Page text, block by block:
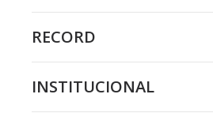
RECORD
INSTITUCIONAL